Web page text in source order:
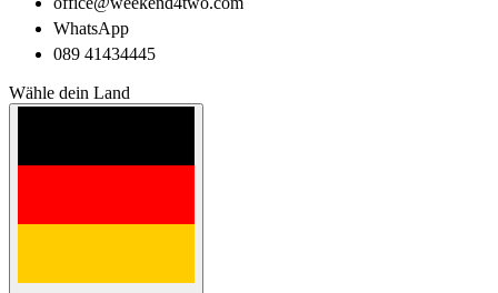
WhatsApp
089 41434445
Wähle dein Land